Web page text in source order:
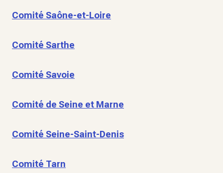
Comité Saône-et-Loire
Comité Sarthe
Comité Savoie
Comité de Seine et Marne
Comité Seine-Saint-Denis
Comité Tarn